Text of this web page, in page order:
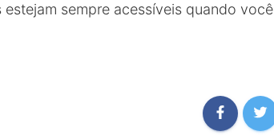
sempre acessíveis quando você